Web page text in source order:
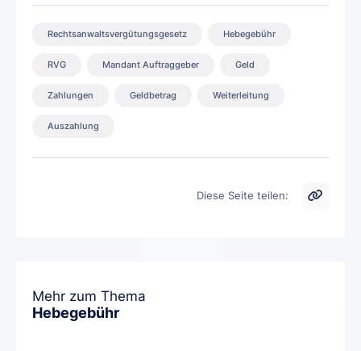
Rechtsanwaltsvergütungsgesetz Hebegebühr
RVG Mandant Auftraggeber Geld
Zahlungen Geldbetrag Weiterleitung
Auszahlung
Diese Seite teilen:
Mehr zum Thema
Hebegebühr